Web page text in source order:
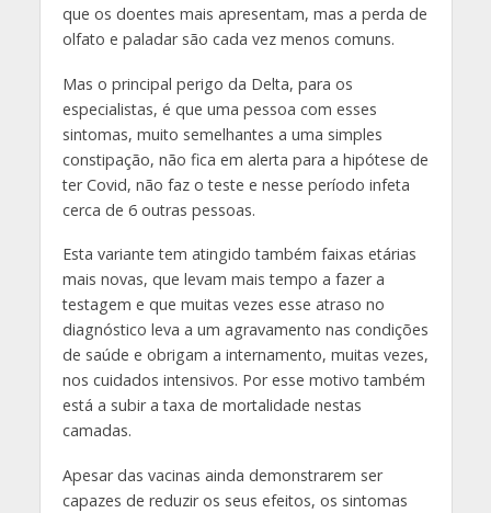
que os doentes mais apresentam, mas a perda de
olfato e paladar são cada vez menos comuns.
Mas o principal perigo da Delta, para os
especialistas, é que uma pessoa com esses
sintomas, muito semelhantes a uma simples
constipação, não fica em alerta para a hipótese de
ter Covid, não faz o teste e nesse período infeta
cerca de 6 outras pessoas.
Esta variante tem atingido também faixas etárias
mais novas, que levam mais tempo a fazer a
testagem e que muitas vezes esse atraso no
diagnóstico leva a um agravamento nas condições
de saúde e obrigam a internamento, muitas vezes,
nos cuidados intensivos. Por esse motivo também
está a subir a taxa de mortalidade nestas
camadas.
Apesar das vacinas ainda demonstrarem ser
capazes de reduzir os seus efeitos, os sintomas